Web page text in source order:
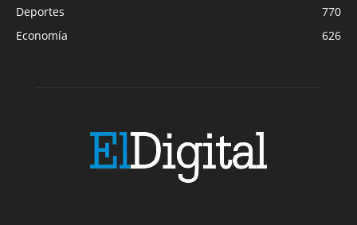
Deportes
770
Economía
626